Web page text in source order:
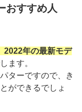
おすすめ人
2022年の最新モデ
します。
ターですので、き
ができるでしょ